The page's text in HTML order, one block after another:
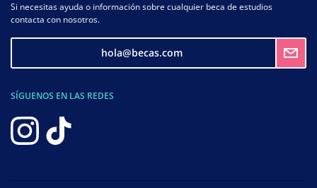
Si necesitas ayuda o información sobre cualquier beca de estudios
contacta con nosotros.
hola@becas.com
SÍGUENOS EN LAS REDES